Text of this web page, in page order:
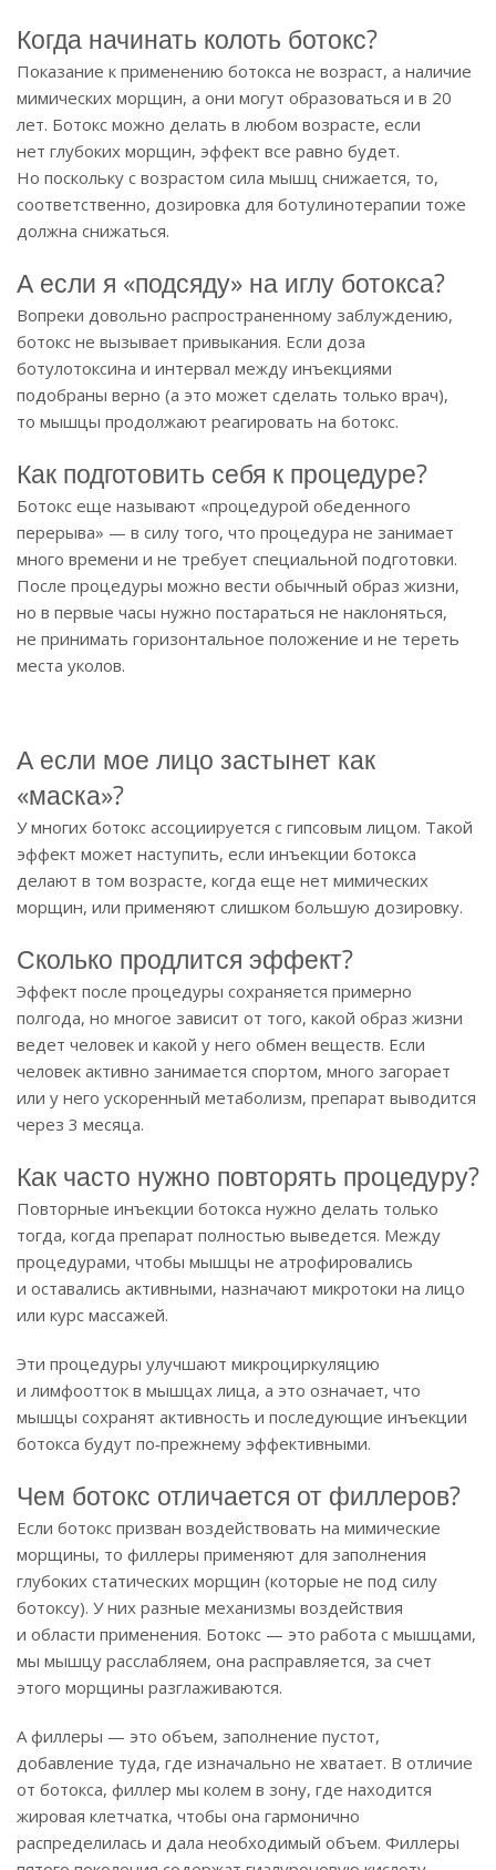
Когда начинать колоть ботокс?
Показание к применению ботокса не возраст, а наличие
мимических морщин, а они могут образоваться и в 20
лет. Ботокс можно делать в любом возрасте, если
нет глубоких морщин, эффект все равно будет.
Но поскольку с возрастом сила мышц снижается, то,
соответственно, дозировка для ботулинотерапии тоже
должна снижаться.
А если я «подсяду» на иглу ботокса?
Вопреки довольно распространенному заблуждению,
ботокс не вызывает привыкания. Если доза
ботулотоксина и интервал между инъекциями
подобраны верно (а это может сделать только врач),
то мышцы продолжают реагировать на ботокс.
Как подготовить себя к процедуре?
Ботокс еще называют «процедурой обеденного
перерыва» — в силу того, что процедура не занимает
много времени и не требует специальной подготовки.
После процедуры можно вести обычный образ жизни,
но в первые часы нужно постараться не наклоняться,
не принимать горизонтальное положение и не тереть
места уколов.
А если мое лицо застынет как
«маска»?
У многих ботокс ассоциируется с гипсовым лицом. Такой
эффект может наступить, если инъекции ботокса
делают в том возрасте, когда еще нет мимических
морщин, или применяют слишком большую дозировку.
Сколько продлится эффект?
Эффект после процедуры сохраняется примерно
полгода, но многое зависит от того, какой образ жизни
ведет человек и какой у него обмен веществ. Если
человек активно занимается спортом, много загорает
или у него ускоренный метаболизм, препарат выводится
через 3 месяца.
Как часто нужно повторять процедуру?
Повторные инъекции ботокса нужно делать только
тогда, когда препарат полностью выведется. Между
процедурами, чтобы мышцы не атрофировались
и оставались активными, назначают микротоки на лицо
или курс массажей.
Эти процедуры улучшают микроциркуляцию
и лимфоотток в мышцах лица, а это означает, что
мышцы сохранят активность и последующие инъекции
ботокса будут по‑прежнему эффективными.
Чем ботокс отличается от филлеров?
Если ботокс призван воздействовать на мимические
морщины, то филлеры применяют для заполнения
глубоких статических морщин (которые не под силу
ботоксу). У них разные механизмы воздействия
и области применения. Ботокс — это работа с мышцами,
мы мышцу расслабляем, она расправляется, за счет
этого морщины разглаживаются.
А филлеры — это объем, заполнение пустот,
добавление туда, где изначально не хватает. В отличие
от ботокса, филлер мы колем в зону, где находится
жировая клетчатка, чтобы она гармонично
распределилась и дала необходимый объем. Филлеры